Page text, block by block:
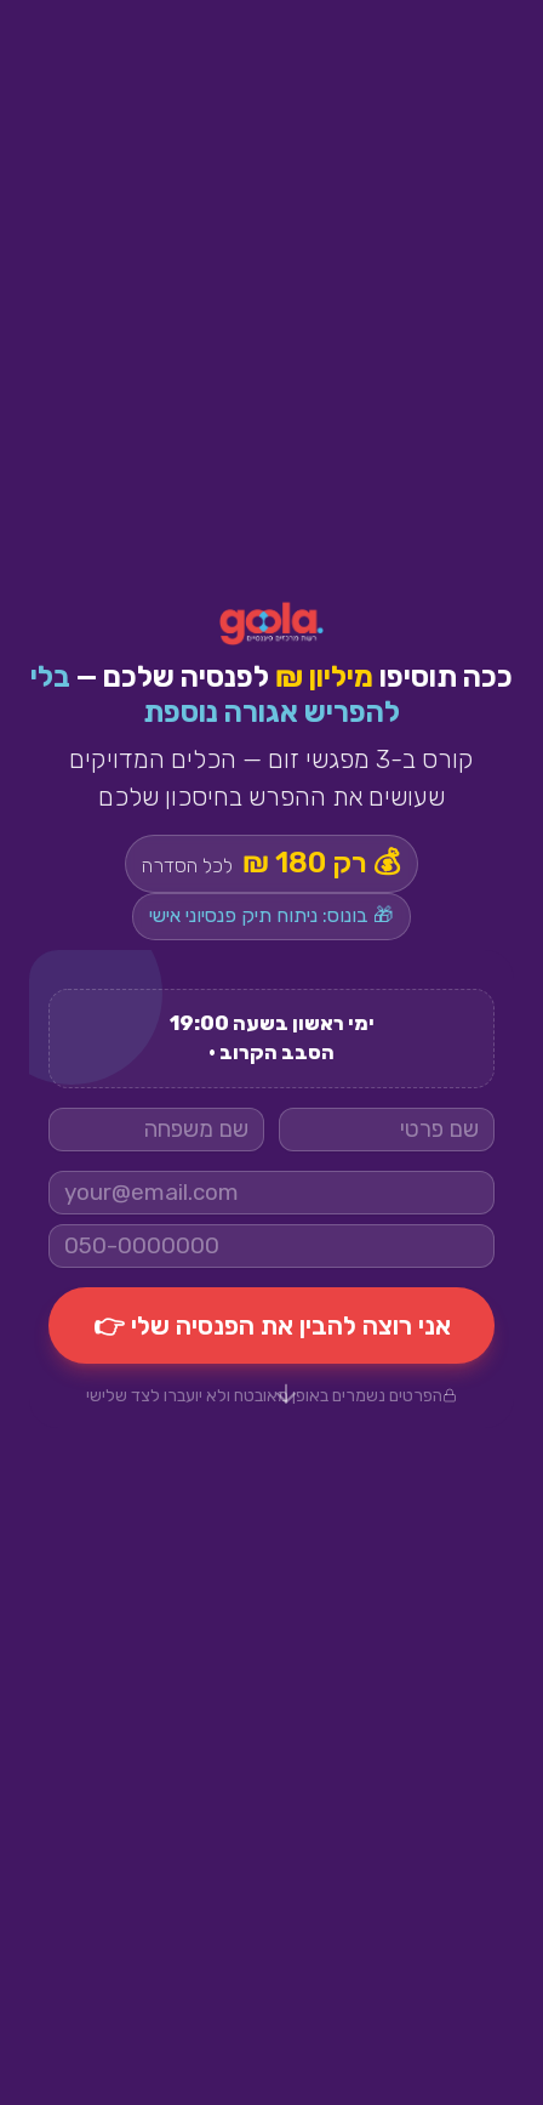
ככה תוסיפו מיליון ₪ לפנסיה שלכם — בלי
להפריש אגורה נוספת
קורס ב-3 מפגשי זום — הכלים המדויקים
שעושים את ההפרש בחיסכון שלכם
💰 רק 180 ₪ לכל הסדרה
🎁 בונוס: ניתוח תיק פנסיוני אישי
ימי ראשון בשעה 19:00
הסבב הקרוב ·
אני רוצה להבין את הפנסיה שלי 👉
הפרטים נשמרים באופן מאובטח ולא יועברו לצד שלישי